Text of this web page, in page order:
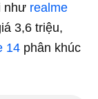
như realme
3,6 triệu,
14 phân khúc